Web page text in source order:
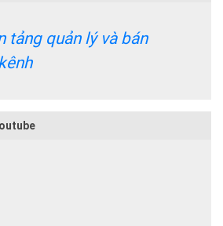
tảng quản lý và bán